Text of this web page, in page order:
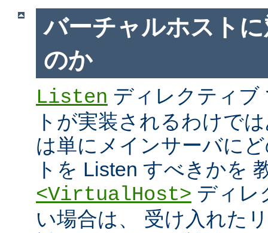
バーチャルホスト
のか
Listen ディレクティブ
トが実装されるわけで
は単にメインサーバに
トを Listen すべきかを
<VirtualHost> ディレ
い場合は、 受け入れた